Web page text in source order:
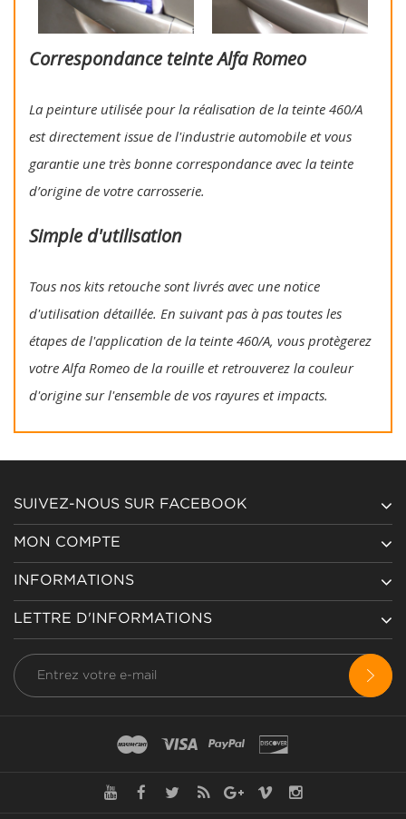
Correspondance teinte Alfa Romeo
La peinture utilisée pour la réalisation de la teinte 460/A
est directement issue de l'industrie automobile et vous
garantie une très bonne correspondance avec la teinte
d’origine de votre carrosserie.
Simple d'utilisation
Tous nos kits retouche sont livrés avec une notice
d'utilisation détaillée. En suivant pas à pas toutes les
étapes de l'application de la teinte 460/A, vous protègerez
votre Alfa Romeo de la rouille et retrouverez la couleur
d'origine sur l'ensemble de vos rayures et impacts.
SUIVEZ-NOUS SUR FACEBOOK
MON COMPTE
INFORMATIONS
LETTRE D'INFORMATIONS